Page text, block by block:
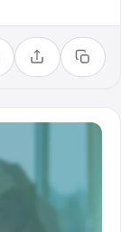
Compartilhar
Copiar